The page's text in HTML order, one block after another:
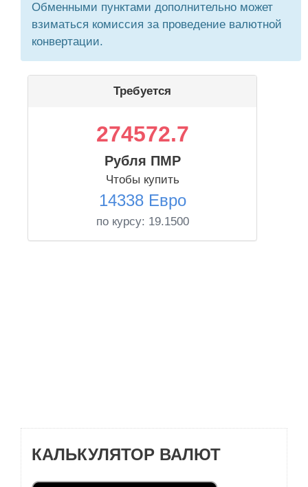
Обменными пунктами дополнительно может
взиматься комиссия за проведение валютной
конвертации.
Требуется
274572.7
Рубля ПМР
Чтобы купить
14338 Евро
по курсу: 19.1500
КАЛЬКУЛЯТОР ВАЛЮТ